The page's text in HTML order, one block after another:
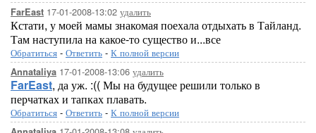
FarEast 17-01-2008-13:02 удалить
Кстати, у моей мамы знакомая поехала отдыхать в Тайланд.
Там наступила на какое-то существо и...все
Обратиться - Ответить - К полной версии
Annataliya 17-01-2008-13:06 удалить
FarEast, да уж. :(( Мы на будущее решили только в
перчатках и тапках плавать.
Обратиться - Ответить - К полной версии